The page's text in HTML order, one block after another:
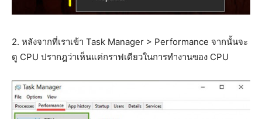
2. หลังจากที่เราเข้า Task Manager > Performance จากนั้นจะ
ดู CPU ปรากฎว่าเห็นแค่กราฟเดียวในการทำงานของ CPU